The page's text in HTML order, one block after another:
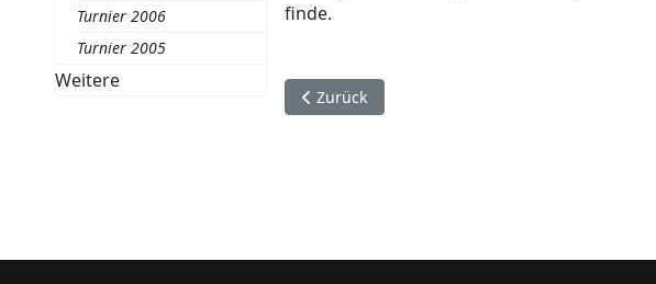
Turnier 2006
Turnier 2005
Weitere
finde.
Vorheriger Beitrag: Chess960 Open 2014 Partien
Zurück